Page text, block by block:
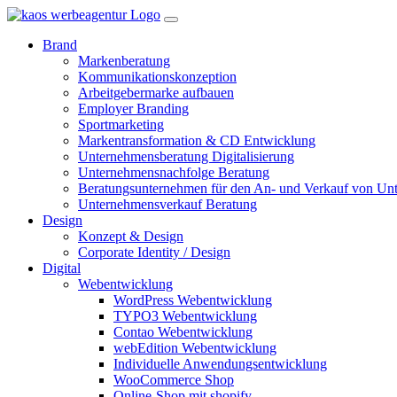
Brand
Markenberatung
Kommunikationskonzeption
Arbeitgebermarke aufbauen
Employer Branding
Sportmarketing
Markentransformation & CD Entwicklung
Unternehmensberatung Digitalisierung
Unternehmensnachfolge Beratung
Beratungsunternehmen für den An- und Verkauf von
Unternehmensverkauf Beratung
Design
Konzept & Design
Corporate Identity / Design
Digital
Webentwicklung
WordPress Webentwicklung
TYPO3 Webentwicklung
Contao Webentwicklung
webEdition Webentwicklung
Individuelle Anwendungsentwicklung
WooCommerce Shop